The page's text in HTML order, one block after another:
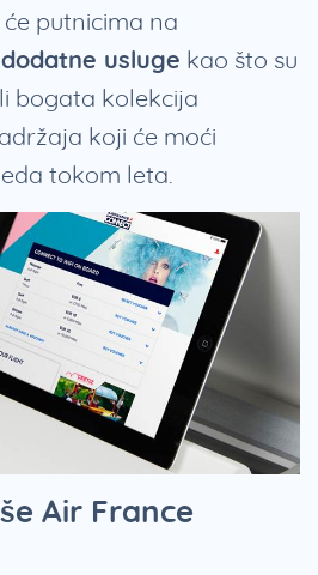
putnicima na
dodatne usluge kao što su
bogata kolekcija
koji će moći
tokom leta.
Air France